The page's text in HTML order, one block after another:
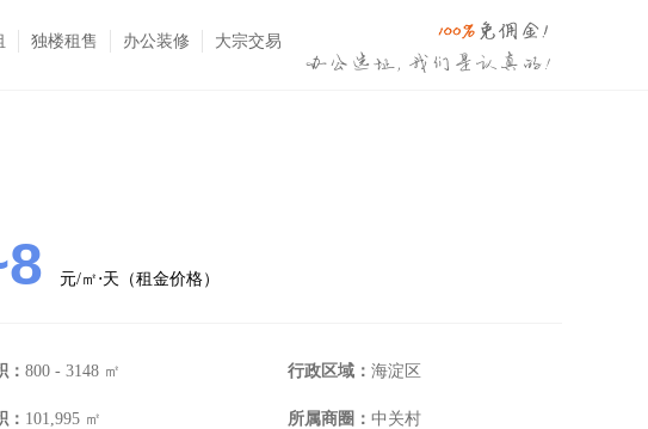
独楼租售 办公装修 大宗交易
元/㎡⋅天（租金价格）
： 800 - 3148 ㎡ 行政区域： 海淀区
： 101,995 ㎡ 所属商圈： 中关村